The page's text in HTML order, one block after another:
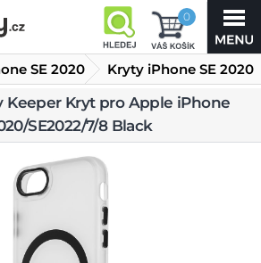
0
SE 2020
Kryty iPhone SE 2020
OBAL:ME Misty
Keeper Kryt pro
SE2022/7/8 Black
Keeper Kryt pro Apple iPhone
SE2022/7/8 Black